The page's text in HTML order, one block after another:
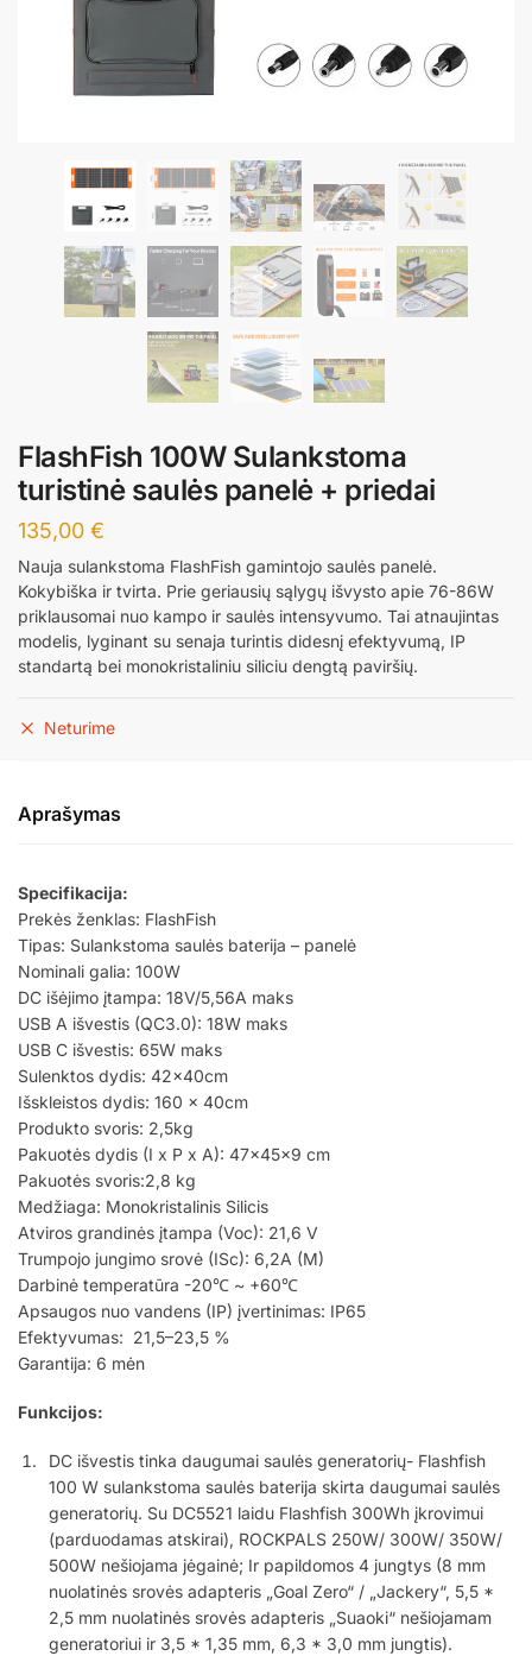
FlashFish 100W Sulankstoma
turistinė saulės panelė + priedai
135,00 €
Nauja sulankstoma FlashFish gamintojo saulės panelė.
Kokybiška ir tvirta. Prie geriausių sąlygų išvysto apie 76-86W
priklausomai nuo kampo ir saulės intensyvumo. Tai atnaujintas
modelis, lyginant su senaja turintis didesnį efektyvumą, IP
standartą bei monokristaliniu siliciu dengtą paviršių.
Neturime
Aprašymas
Specifikacija:
Prekės ženklas: FlashFish
Tipas: Sulankstoma saulės baterija – panelė
Nominali galia: 100W
DC išėjimo įtampa: 18V/5,56A maks
USB A išvestis (QC3.0): 18W maks
USB C išvestis: 65W maks
Sulenktos dydis: 42x40cm
Išskleistos dydis: 160 x 40cm
Produkto svoris: 2,5kg
Pakuotės dydis (I x P x A): 47x45x9 cm
Pakuotės svoris:2,8 kg
Medžiaga: Monokristalinis Silicis
Atviros grandinės įtampa (Voc): 21,6 V
Trumpojo jungimo srovė (ISc): 6,2A (M)
Darbinė temperatūra -20℃ ~ +60℃
Apsaugos nuo vandens (IP) įvertinimas: IP65
Efektyvumas: ‎ 21,5–23,5 %
Garantija: 6 mėn
Funkcijos:
DC išvestis tinka daugumai saulės generatorių- Flashfish
100 W sulankstoma saulės baterija skirta daugumai saulės
generatorių. Su DC5521 laidu Flashfish 300Wh įkrovimui
(parduodamas atskirai), ROCKPALS 250W/ 300W/ 350W/
500W nešiojama jėgainė; Ir papildomos 4 jungtys (8 mm
nuolatinės srovės adapteris „Goal Zero“ / „Jackery“, 5,5 *
2,5 mm nuolatinės srovės adapteris „Suaoki“ nešiojamam
generatoriui ir 3,5 * 1,35 mm, 6,3 * 3,0 mm jungtis).